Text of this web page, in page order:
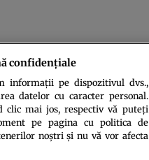
confidențiale
informații pe dispozitivul dvs.,
datelor cu caracter personal.
clic mai jos, respectiv vă puteți
pe pagina cu politica de
noștri și nu vă vor afecta